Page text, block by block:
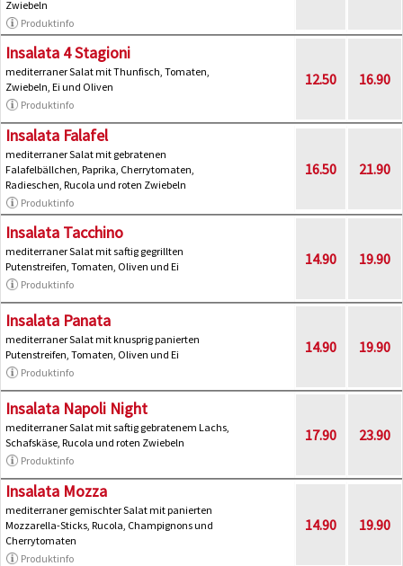
Zwiebeln
Produktinfo
Insalata 4 Stagioni
mediterraner Salat mit Thunfisch, Tomaten,
Zwiebeln, Ei und Oliven
Produktinfo
12.50 16.90
Insalata Falafel
mediterraner Salat mit gebratenen
Falafelbällchen, Paprika, Cherrytomaten,
Radieschen, Rucola und roten Zwiebeln
Produktinfo
16.50 21.90
Insalata Tacchino
mediterraner Salat mit saftig gegrillten
Putenstreifen, Tomaten, Oliven und Ei
Produktinfo
14.90 19.90
Insalata Panata
mediterraner Salat mit knusprig panierten
Putenstreifen, Tomaten, Oliven und Ei
Produktinfo
14.90 19.90
Insalata Napoli Night
mediterraner Salat mit saftig gebratenem Lachs,
Schafskäse, Rucola und roten Zwiebeln
Produktinfo
17.90 23.90
Insalata Mozza
mediterraner gemischter Salat mit panierten
Mozzarella-Sticks, Rucola, Champignons und
Cherrytomaten
Produktinfo
14.90 19.90